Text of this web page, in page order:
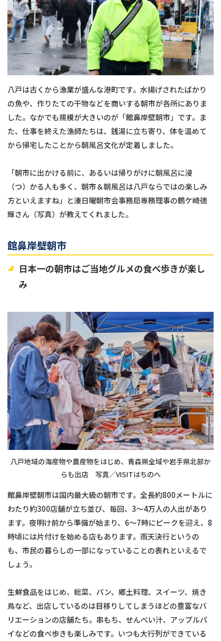
八戸は古くから漁業が盛んな港町です。水揚げされたばかり
の魚や、作りたての干物などを商いする朝市が各所にありま
した。なかでも規模が大きいのが「館鼻岸壁朝市」です。ま
た、仕事を終えた漁師たちは、銭湯に立ち寄り、体を温めて
から帰宅したことから朝風呂文化が定着しました。
「朝市に出かける前に、あるいは帰りがけに朝風呂に浸
（つ）かる人も多く、朝市＆朝風呂は八戸ならではの楽しみ
方といえますね」と湊日曜朝市会事務局専務理事の鶴ケ崎徳
輝さん（写真）が教えてくれました。
館鼻岸壁朝市
日本一の朝市はご当地グルメの食べ歩きが楽し
み
八戸地域の海産物や農産物をはじめ、青森県全域や岩手県北部か
らも出店 写真／VISITはちのへ
館鼻岸壁朝市は国内最大級の朝市です。全長約800メートルに
わたり約300店舗が立ち並び、毎回、3～4万人の人出があり
ます。夜明け前から準備が始まり、6～7時にピークを迎え、8
時頃には片付けを始める店もあります。雨天決行というの
も、市民の暮らしの一部になっていることの表れといえるで
しょう。
生鮮食品をはじめ、総菜、パン、郷土料理、スイーツ、焼き
鳥など、出店しているのは目移りしてしまうほどの豊富なバ
リエーションの店舗たち。串もち、せんべい汁、アップルパ
イなどの食べ歩きも楽しみです。いつも大行列ができている